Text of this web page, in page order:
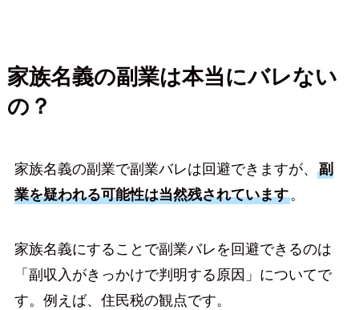
家族名義の副業は本当にバレない
の？
家族名義の副業で副業バレは回避できますが、 副
業を疑われる可能性は当然残されています。
家族名義にすることで副業バレを回避できるのは
「副収入がきっかけで判明する原因」についてで
す。例えば、住民税の観点です。